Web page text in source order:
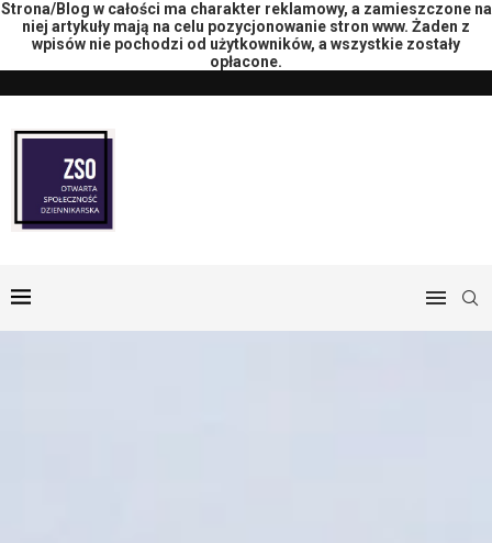
Strona/Blog w całości ma charakter reklamowy, a zamieszczone na
niej artykuły mają na celu pozycjonowanie stron www. Żaden z
wpisów nie pochodzi od użytkowników, a wszystkie zostały
opłacone.